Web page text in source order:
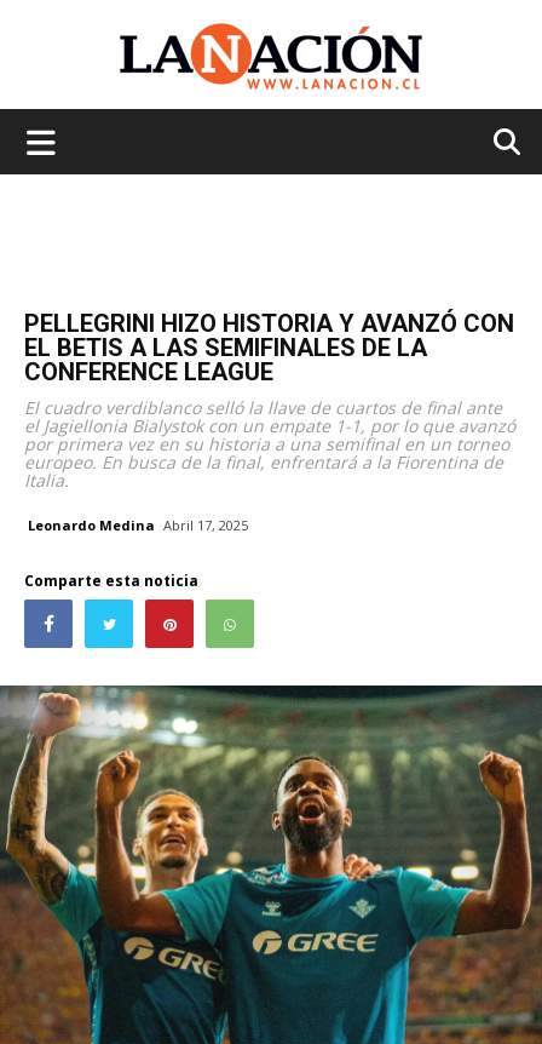
PELLEGRINI HIZO HISTORIA Y AVANZÓ CON
EL BETIS A LAS SEMIFINALES DE LA
CONFERENCE LEAGUE
El cuadro verdiblanco selló la llave de cuartos de final ante
el Jagiellonia Bialystok con un empate 1-1, por lo que avanzó
por primera vez en su historia a una semifinal en un torneo
europeo. En busca de la final, enfrentará a la Fiorentina de
Italia.
Leonardo Medina Abril 17, 2025
Comparte esta noticia